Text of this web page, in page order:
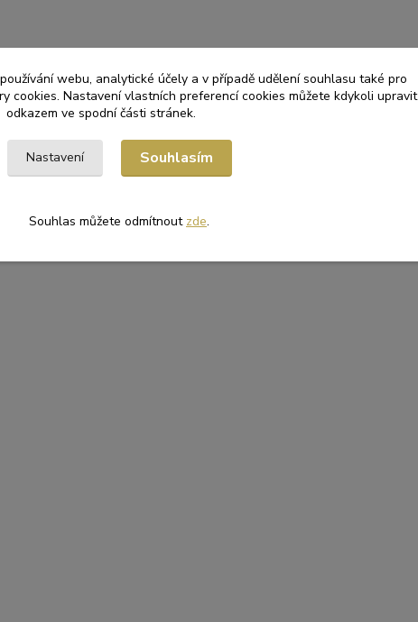
webu, analytické účely a v případě udělení souhlasu také pro
cookies. Nastavení vlastních preferencí cookies můžete kdykoli upravit
odkazem ve spodní části stránek.
Nastavení Souhlasím
Souhlas můžete odmítnout zde.